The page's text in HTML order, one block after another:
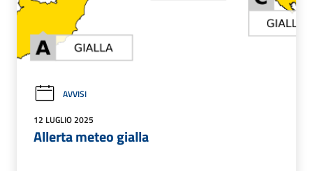
AVVISI
12 LUGLIO 2025
Allerta meteo gialla